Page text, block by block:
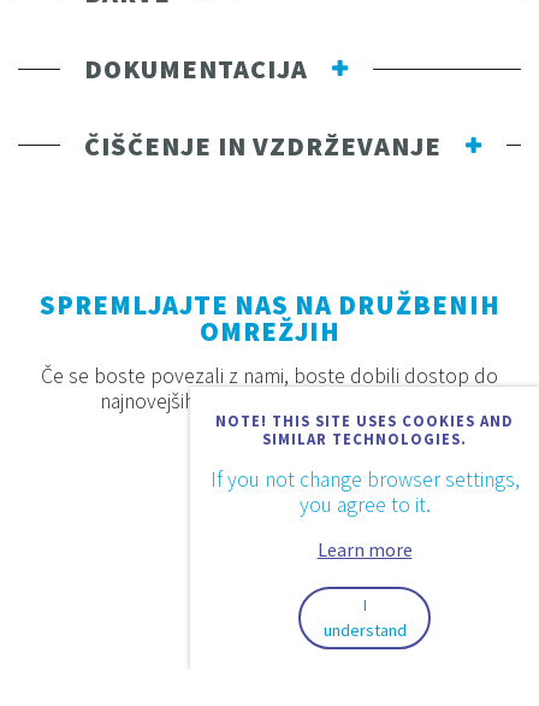
DOKUMENTACIJA
ČIŠČENJE IN VZDRŽEVANJE
NOTE! THIS SITE USES COOKIES AND
SIMILAR TECHNOLOGIES.
If you not change browser settings,
you agree to it.
Learn more
I
understand
SPREMLJAJTE NAS NA DRUŽBENIH
OMREŽJIH
Če se boste povezali z nami, boste dobili dostop do
najnovejših proizvodov, akcij in novosti.